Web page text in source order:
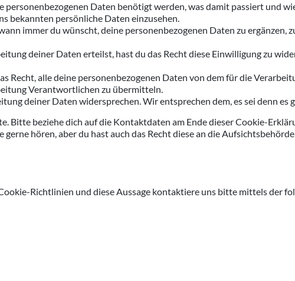
personenbezogenen Daten benötigt werden, was damit passiert und
bekannten persönliche Daten einzusehen.
immer du wünscht, deine personenbezogenen Daten zu ergänzen,
deiner Daten erteilst, hast du das Recht diese Einwilligung zu
Recht, alle deine personenbezogenen Daten von dem für die
Verantwortlichen zu übermitteln.
deiner Daten widersprechen. Wir entsprechen dem, es sei denn
Bitte beziehe dich auf die Kontaktdaten am Ende dieser Cookie-
hören, aber du hast auch das Recht diese an die
Richtlinien und diese Aussage kontaktiere uns bitte mittels der